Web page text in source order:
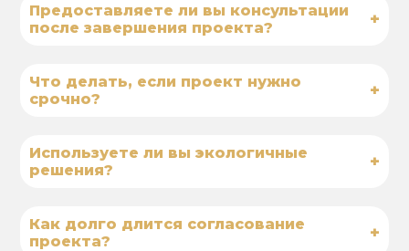
Предоставляете ли вы консультации
после завершения проекта?
+
Что делать, если проект нужно
срочно?
+
Используете ли вы экологичные
решения?
+
Как долго длится согласование
проекта?
+